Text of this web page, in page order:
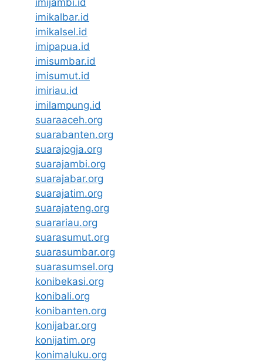
imijambi.id
imikalbar.id
imikalsel.id
imipapua.id
imisumbar.id
imisumut.id
imiriau.id
imilampung.id
suaraaceh.org
suarabanten.org
suarajogja.org
suarajambi.org
suarajabar.org
suarajatim.org
suarajateng.org
suarariau.org
suarasumut.org
suarasumbar.org
suarasumsel.org
konibekasi.org
konibali.org
konibanten.org
konijabar.org
konijatim.org
konimaluku.org